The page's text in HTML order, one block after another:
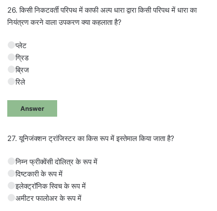
26. किसी निकटवर्ती परिपथ में काफी अल्प धारा द्वारा किसी परिपथ में धारा का
नियंत्रण करने वाला उपकरण क्या कहलाता है?
प्लेट
ग्रिड
ब्रिज
रिले
Answer
27. यूनिजंक्शन ट्रांजिस्टर का किस रूप में इस्तेमाल किया जाता है?
निम्न फ्रीक्वेंसी दोलित्र के रूप में
दिष्टकारी के रूप में
इलेक्ट्रॉनिक स्विच के रूप में
अमीटर फालोअर के रूप में